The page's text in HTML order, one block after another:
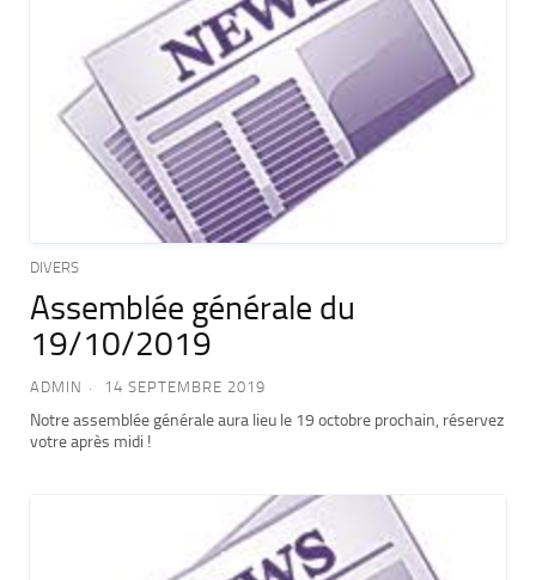
DIVERS
Assemblée générale du
19/10/2019
ADMIN 14 SEPTEMBRE 2019
Notre assemblée générale aura lieu le 19 octobre prochain, réservez
votre après midi !